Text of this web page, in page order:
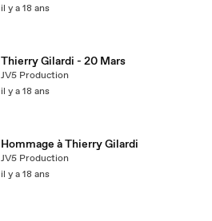
il y a 18 ans
Thierry Gilardi - 20 Mars
JV5 Production
il y a 18 ans
Hommage à Thierry Gilardi
JV5 Production
il y a 18 ans